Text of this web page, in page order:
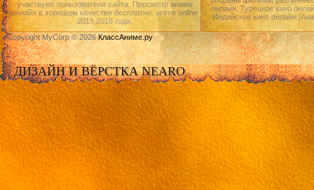
участвуют пользователи сайта. Просмотр аниме
онлайн в хорошем качестве бесплатно. anime online
2015,2016 года.
онлайн, Турецкое кино
Индийское кино
Copyright MyCorp © 2026КлассАниме.ру
ДИЗАЙН И ВЁРСТКА NEARO